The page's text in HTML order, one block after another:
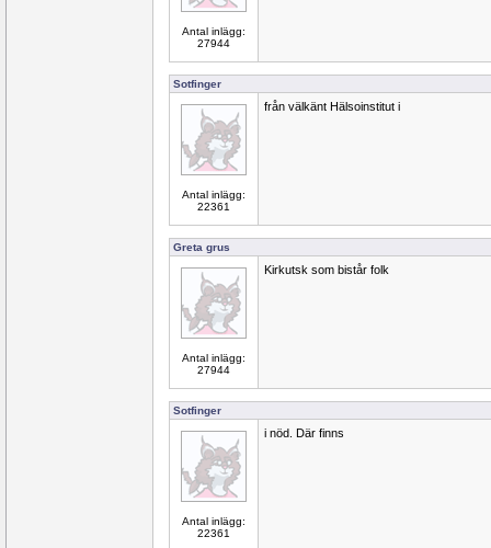
Antal inlägg:
27944
Sotfinger
Antal inlägg:
22361
från välkänt Hälsoinstitut i
Greta grus
Antal inlägg:
27944
Kirkutsk som bistår folk
Sotfinger
Antal inlägg:
22361
i nöd. Där finns